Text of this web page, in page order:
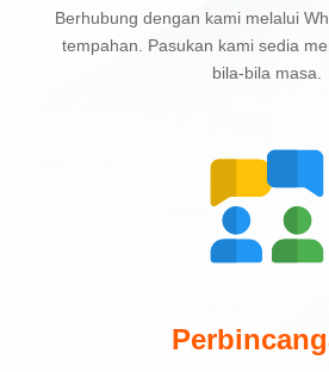
Berhubung dengan kami melalui
tempahan. Pasukan kami sedia
bila-bila masa.